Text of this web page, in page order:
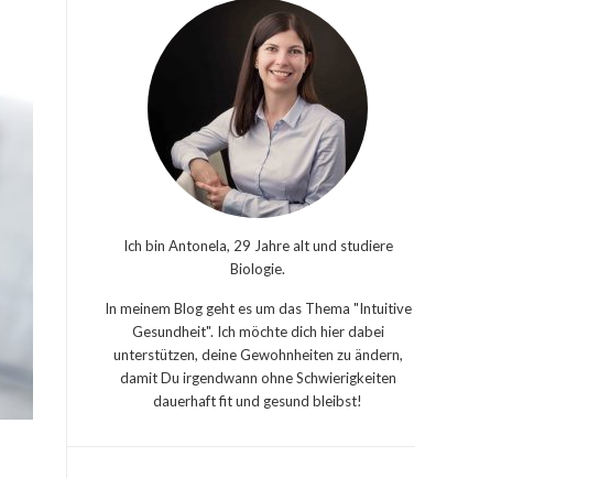
Ich bin Antonela, 29 Jahre alt und studiere
Biologie.
In meinem Blog geht es um das Thema "Intuitive
Gesundheit". Ich möchte dich hier dabei
unterstützen, deine Gewohnheiten zu ändern,
damit Du irgendwann ohne Schwierigkeiten
dauerhaft fit und gesund bleibst!